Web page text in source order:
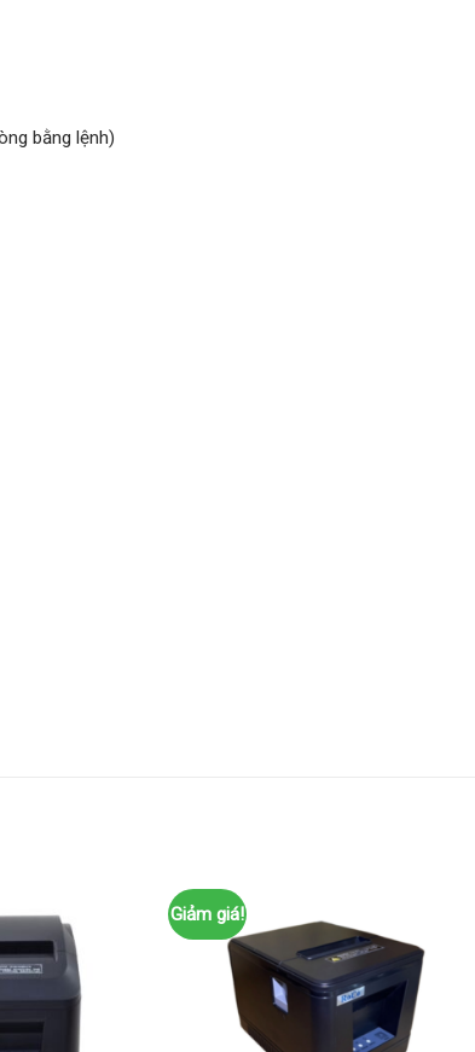
bằng lệnh)
Giảm giá!